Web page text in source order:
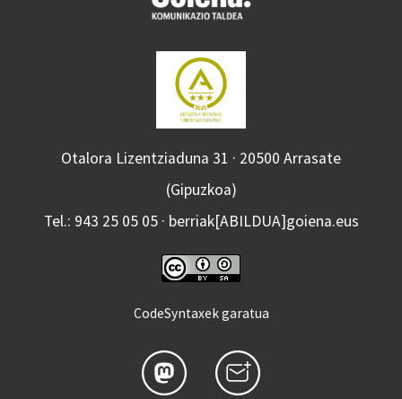
Otalora Lizentziaduna 31 · 20500 Arrasate
(Gipuzkoa)
Tel.: 943 25 05 05 · berriak[ABILDUA]goiena.eus
CodeSyntaxek garatua